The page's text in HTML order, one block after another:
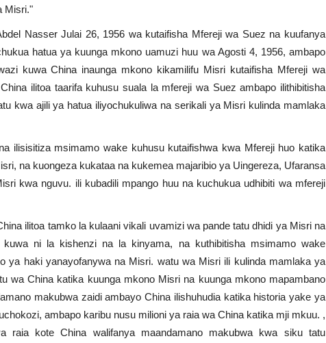
Misri."
Nasser Julai 26, 1956 wa kutaifisha Mfereji wa Suez na kuufanya
hatua ya kuunga mkono uamuzi huu wa Agosti 4, 1956, ambapo
kuwa China inaunga mkono kikamilifu Misri kutaifisha Mfereji wa
ilitoa taarifa kuhusu suala la mfereji wa Suez ambapo ilithibitisha
kwa ajili ya hatua iliyochukuliwa na serikali ya Misri kulinda mamlaka
ilisisitiza msimamo wake kuhusu kutaifishwa kwa Mfereji huo katika
na kuongeza kukataa na kukemea majaribio ya Uingereza, Ufaransa
kwa nguvu. ili kubadili mpango huu na kuchukua udhibiti wa mfereji
ilitoa tamko la kulaani vikali uvamizi wa pande tatu dhidi ya Misri na
kuwa ni la kishenzi na la kinyama, na kuthibitisha msimamo wake
ya haki yanayofanywa na Misri. watu wa Misri ili kulinda mamlaka ya
wa China katika kuunga mkono Misri na kuunga mkono mapambano
makubwa zaidi ambayo China ilishuhudia katika historia yake ya
ambapo karibu nusu milioni ya raia wa China katika mji mkuu. ,
raia kote China walifanya maandamano makubwa kwa siku tatu